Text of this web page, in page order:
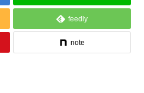
feedly
note